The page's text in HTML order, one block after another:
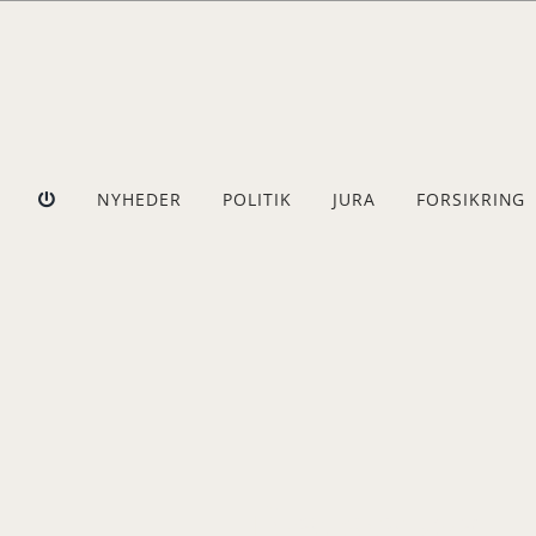
NYHEDER POLITIK JURA FORSIKRING